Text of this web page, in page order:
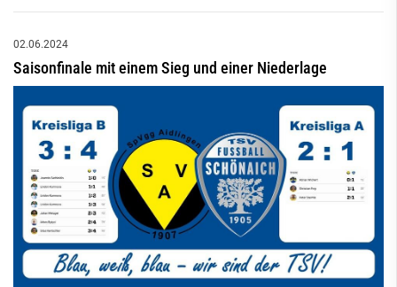
02.06.2024
Saisonfinale mit einem Sieg und einer Niederlage